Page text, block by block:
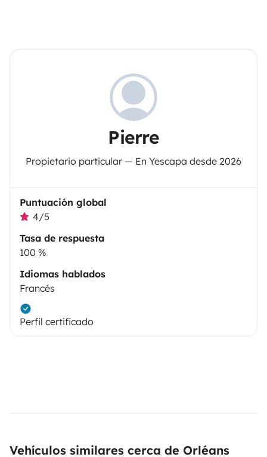
Pierre
Propietario particular — En Yescapa desde 2026
Puntuación global
4/5
Tasa de respuesta
100 %
Idiomas hablados
Francés
Perfil certificado
Vehículos similares cerca de Orléans